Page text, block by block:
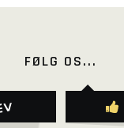
FØLG OS...